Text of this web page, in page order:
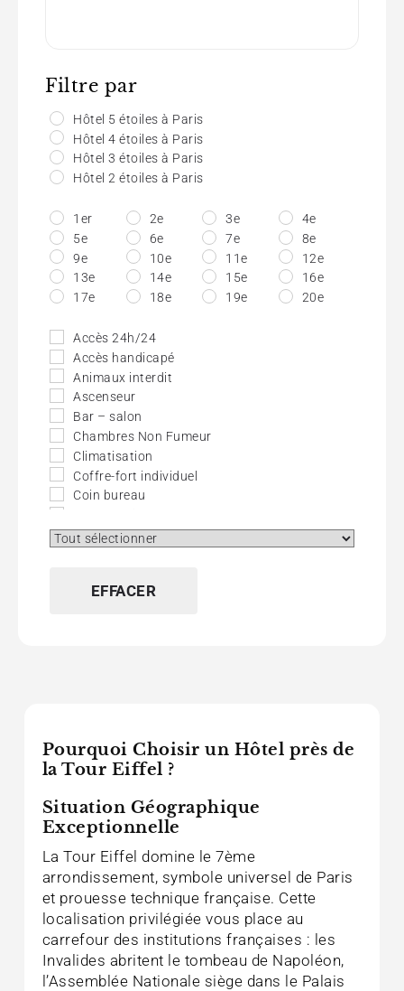
Filtre par
Hôtel 5 étoiles à Paris
Hôtel 4 étoiles à Paris
Hôtel 3 étoiles à Paris
Hôtel 2 étoiles à Paris
1er 2e 3e
4e
5e
6e 7e
8e
9e
10e 11e
12e
13e
14e 15e
16e
17e
18e 19e 20e
Accès 24h/24
Accès handicapé
Animaux interdit
Ascenseur
Bar – salon
Chambres Non Fumeur
Climatisation
Coffre-fort individuel
Coin bureau
Journaux Gratuits
TV Câble – Satellite
EFFACER
Pourquoi Choisir un Hôtel près de
la Tour Eiffel ?
Situation Géographique
Exceptionnelle
La Tour Eiffel domine le 7ème
arrondissement, symbole universel de Paris
et prouesse technique française. Cette
localisation privilégiée vous place au
carrefour des institutions françaises : les
Invalides abritent le tombeau de Napoléon,
l’Assemblée Nationale siège dans le Palais